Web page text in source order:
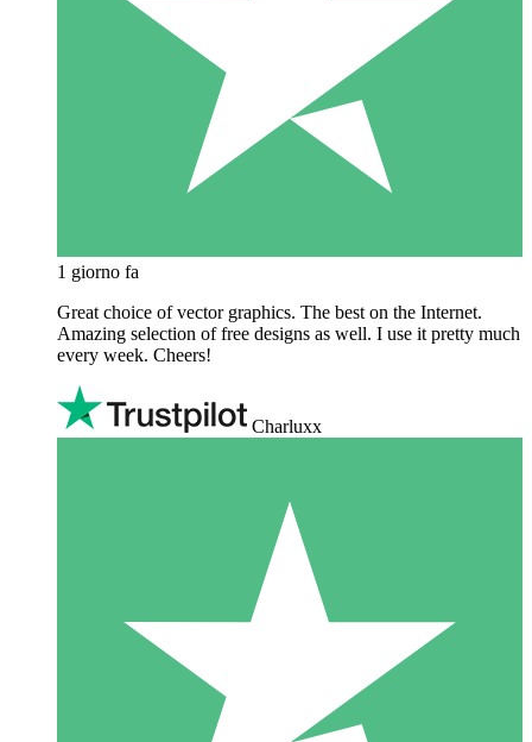
1 giorno fa
Great choice of vector graphics. The best on the Internet.
Amazing selection of free designs as well. I use it pretty much
every week. Cheers!
Charluxx